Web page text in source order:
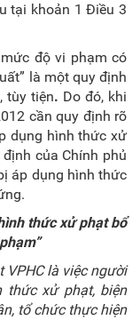
tại khoản 1 Điều 3
độ vi phạm có
là một quy định
tùy tiện. Do đó, khi
cần quy định rõ
dụng hình thức xử
của Chính phủ
áp dụng hình thức
thức xử phạt bổ
VPHC là việc người
thức xử phạt, biện
tổ chức thực hiện